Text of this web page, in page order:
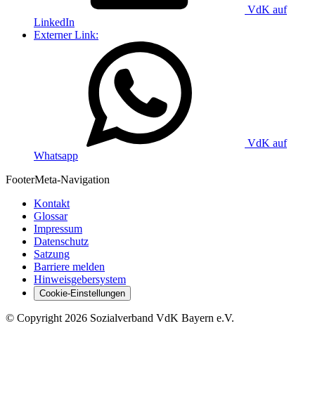
VdK auf
LinkedIn
Externer Link:
VdK auf
Whatsapp
FooterMeta-Navigation
Kontakt
Glossar
Impressum
Datenschutz
Satzung
Barriere melden
Hinweisgebersystem
Cookie-Einstellungen
© Copyright 2026 Sozialverband VdK Bayern e.V.